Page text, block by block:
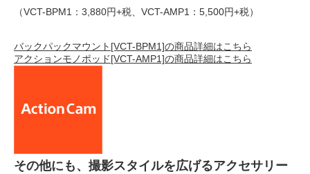
（VCT-BPM1：3,880円+税、VCT-AMP1：5,500円+税）
バックパックマウント[VCT-BPM1]の商品詳細はこちら
アクションモノポッド[VCT-AMP1]の商品詳細はこちら
その他にも、撮影スタイルを広げるアクセサリー